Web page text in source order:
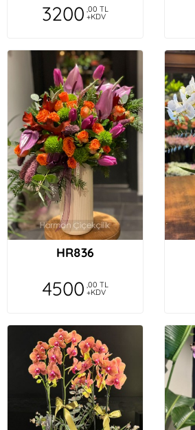
3200 ,00 TL
+KDV
HR836
4500 ,00 TL
+KDV